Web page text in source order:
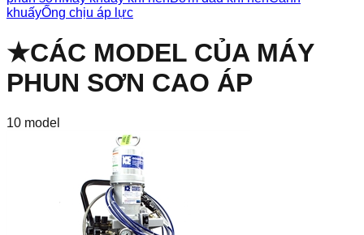
khuấyỐng chịu áp lực
★CÁC MODEL CỦA MÁY
PHUN SƠN CAO ÁP
10 model